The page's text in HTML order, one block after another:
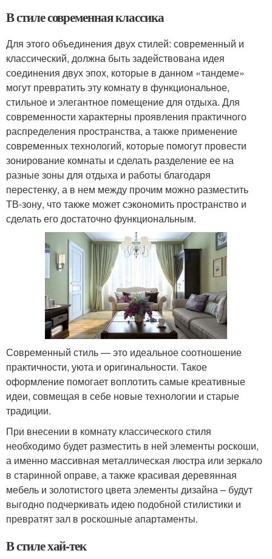
В стиле современная классика
Для этого объединения двух стилей: современный и
классический, должна быть задействована идея
соединения двух эпох, которые в данном «тандеме»
могут превратить эту комнату в функциональное,
стильное и элегантное помещение для отдыха. Для
современности характерны проявления практичного
распределения пространства, а также применение
современных технологий, которые помогут провести
зонирование комнаты и сделать разделение ее на
разные зоны для отдыха и работы благодаря
перестенку, а в нем между прочим можно разместить
ТВ-зону, что также может сэкономить пространство и
сделать его достаточно функциональным.
Современный стиль — это идеальное соотношение
практичности, уюта и оригинальности. Такое
оформление помогает воплотить самые креативные
идеи, совмещая в себе новые технологии и старые
традиции.
При внесении в комнату классического стиля
необходимо будет разместить в ней элементы роскоши,
а именно массивная металлическая люстра или зеркало
в старинной оправе, а также красивая деревянная
мебель и золотистого цвета элементы дизайна – будут
выгодно подчеркивать идею подобной стилистики и
превратят зал в роскошные апартаменты.
В стиле хай-тек